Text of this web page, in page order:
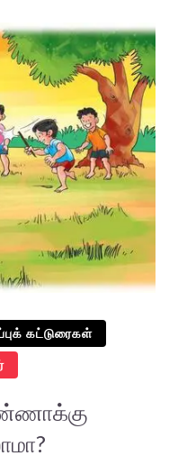
கட்டுரைகள்